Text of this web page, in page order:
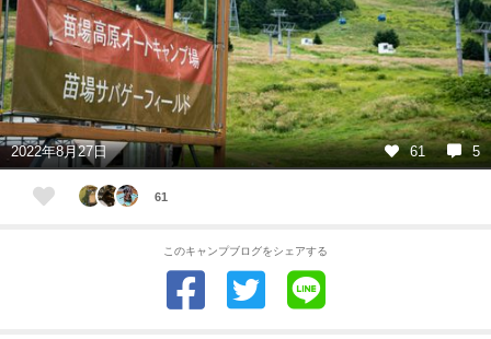
2022年8月27日 61 5
61
このキャンプブログをシェアする